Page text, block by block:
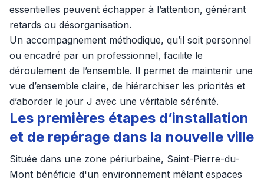
essentielles peuvent échapper à l’attention, générant
retards ou désorganisation.
Un accompagnement méthodique, qu’il soit personnel
ou encadré par un professionnel, facilite le
déroulement de l’ensemble. Il permet de maintenir une
vue d’ensemble claire, de hiérarchiser les priorités et
d’aborder le jour J avec une véritable sérénité.
Les premières étapes d’installation
et de repérage dans la nouvelle ville
Située dans une zone périurbaine, Saint-Pierre-du-
Mont bénéficie d'un environnement mêlant espaces